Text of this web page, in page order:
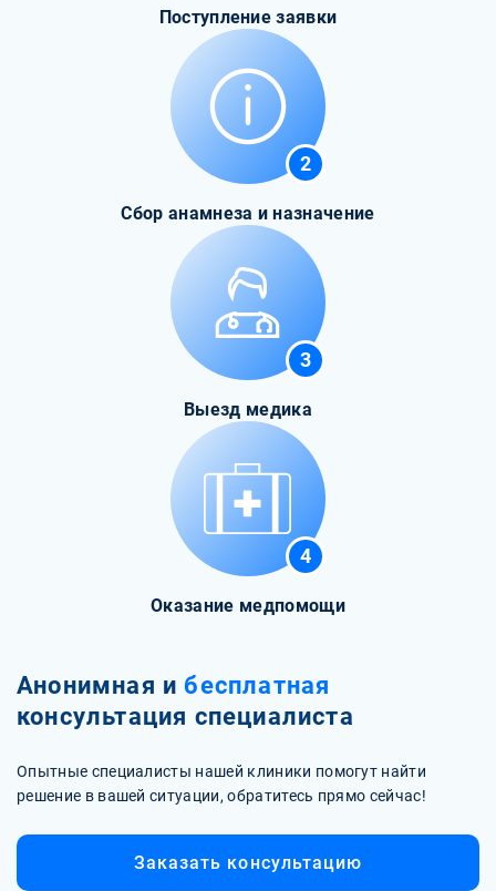
Поступление заявки
2
Сбор анамнеза и назначение
3
Выезд медика
4
Оказание медпомощи
Анонимная и бесплатная
консультация специалиста
Опытные специалисты нашей клиники помогут найти
решение в вашей ситуации, обратитесь прямо сейчас!
Заказать консультацию